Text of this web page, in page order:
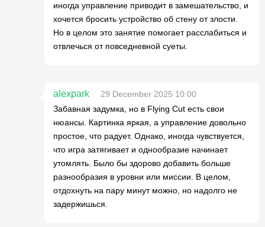
иногда управление приводит в замешательство, и
хочется бросить устройство об стену от злости.
Но в целом это занятие помогает расслабиться и
отвлечься от повседневной суеты.
alexpark
29 December 2025 10:00
Забавная задумка, но в Flying Cut есть свои
нюансы. Картинка яркая, а управление довольно
простое, что радует. Однако, иногда чувствуется,
что игра затягивает и однообразие начинает
утомлять. Было бы здорово добавить больше
разнообразия в уровни или миссии. В целом,
отдохнуть на пару минут можно, но надолго не
задержишься.